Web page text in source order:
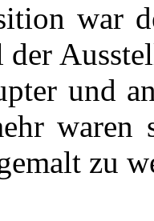
war
und
waren
zu